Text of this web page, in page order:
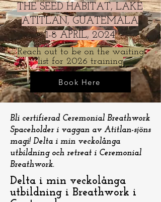
THE SEED HABITAT, LAKE
ATITLAN, GUATEMALA
1-8 APRIL, 2024
Reach out to be on the waiting
list for 2026 training
Book Here
​​Bli certifierad Ceremonial Breathwork
Spaceholder i vaggan av Atitlan-sjöns
magi! Delta i min veckolånga
utbildning och retreat i Ceremonial
Breathwork.
Delta i min veckolånga
utbildning i Breathwork i